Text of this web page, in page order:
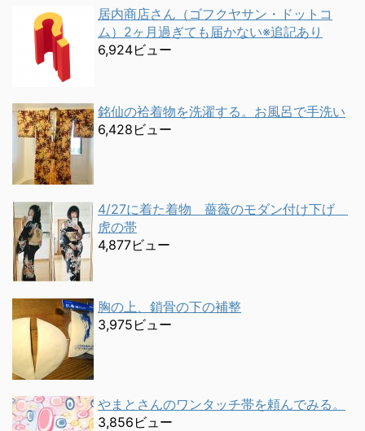
居内商店さん（ゴフクヤサン・ドットコ
ム）2ヶ月過ぎても届かない※追記あり
6,924ビュー
銘仙の袷着物を洗濯する。お風呂で手洗い
6,428ビュー
4/27に着た着物 薔薇のモダン付け下げ
虎の帯
4,877ビュー
胸の上、鎖骨の下の補整
3,975ビュー
やまとさんのワンタッチ帯を頼んでみる。
3,856ビュー